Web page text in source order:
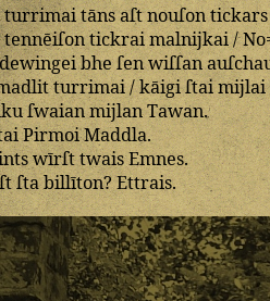
turrimaitānsaſtnouſontickars
tennēiſon tickraimalnijkai/
bheſenwiſſan
turrimai/kāigi ſtai mijlai
ſwaianmijlanTawan.
PirmoiMaddla.
wīrſt twaisEmnes.
ſtabillīton?Ettrais.